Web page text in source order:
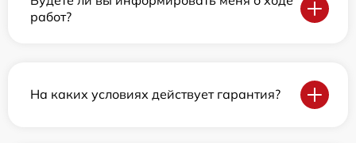
работ?
На каких условиях действует гарантия?